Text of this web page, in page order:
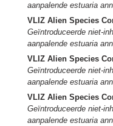
aanpalende estuaria
VLIZ Alien Species
Geïntroduceerde niet-
aanpalende estuaria
VLIZ Alien Species
Geïntroduceerde niet-
aanpalende estuaria
VLIZ Alien Species
Geïntroduceerde niet-
aanpalende estuaria